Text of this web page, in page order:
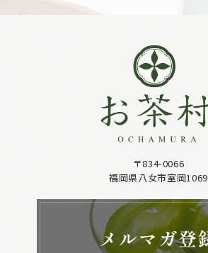
〒834-0066
福岡県八女市室岡1069